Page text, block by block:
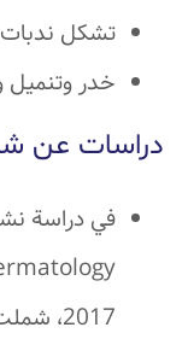
تشكل
خدر وتنميل
دراسات عن